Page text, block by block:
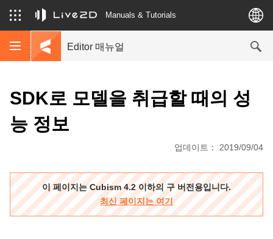
Manuals & Tutorials
Editor 매뉴얼
SDK로 모델을 취급할 때의 성
능 정보
업데이트： 2019/09/04
이 페이지는 Cubism 4.2 이하의 구 버전용입니다.
최신 페이지는 여기